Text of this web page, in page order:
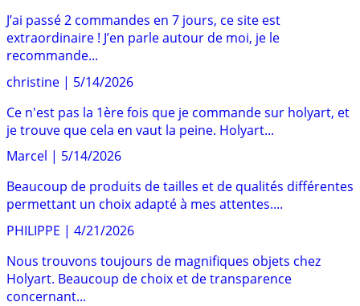
J’ai passé 2 commandes en 7 jours, ce site est
extraordinaire ! J’en parle autour de moi, je le
recommande...
christine | 5/14/2026
Ce n'est pas la 1ère fois que je commande sur holyart, et
je trouve que cela en vaut la peine. Holyart...
Marcel | 5/14/2026
Beaucoup de produits de tailles et de qualités différentes
permettant un choix adapté à mes attentes....
PHILIPPE | 4/21/2026
Nous trouvons toujours de magnifiques objets chez
Holyart. Beaucoup de choix et de transparence
concernant...